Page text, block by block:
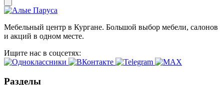
Мебельный центр в Кургане. Большой выбор мебели, салонов
и акций в одном месте.
Ищите нас в соцсетях:
Разделы